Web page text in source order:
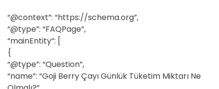
“@context”: “https://schema.org”,
“@type”: “FAQPage”,
“mainEntity”: [
{
“@type”: “Question”,
“name”: “Goji Berry Çayı Günlük Tüketim Miktarı Ne